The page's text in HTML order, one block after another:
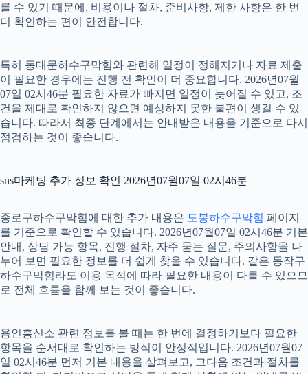
를 수 있기 때문에, 비용이나 절차, 준비사항, 제한 사항은 한 번
더 확인하는 편이 안전합니다.
특히 동대문하수구막힘와 관련해 일정이 정해지거나 자료 제출
이 필요한 경우에는 진행 전 확인이 더 중요합니다. 2026년07월
07일 02시46분 필요한 자료가 빠지면 일정이 늦어질 수 있고, 조
건을 제대로 확인하지 않으면 예상하지 못한 불편이 생길 수 있
습니다. 따라서 최종 단계에서는 안내받은 내용을 기준으로 다시
점검하는 것이 좋습니다.
sns마케팅 추가 정보 확인 2026년07월07일 02시46분
종로구하수구막힘에 대한 추가 내용은 도봉하수구막힘 페이지
를 기준으로 확인할 수 있습니다. 2026년07월07일 02시46분 기본
안내, 상담 가능 항목, 진행 절차, 자주 묻는 질문, 주의사항을 나
누어 보면 필요한 정보를 더 쉽게 찾을 수 있습니다. 같은 동작구
하수구막힘라도 이용 목적에 따라 필요한 내용이 다를 수 있으므
로 전체 흐름을 함께 보는 것이 좋습니다.
용인흥신소 관련 정보를 볼 때는 한 번에 결정하기보다 필요한
항목을 순서대로 확인하는 방식이 안정적입니다. 2026년07월07
일 02시46분 먼저 기본 내용을 살펴보고, 그다음 조건과 절차를